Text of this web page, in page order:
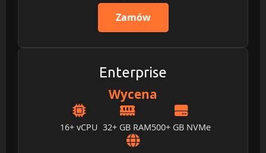
Zamów
Enterprise
Wycena
16+ vCPU 32+ GB RAM500+ GB NVMe